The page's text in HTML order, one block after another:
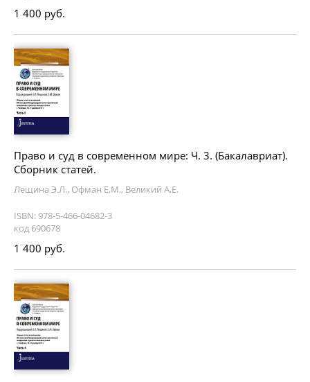
1 400 руб.
Право и суд в современном мире: Ч. 3. (Бакалавриат).
Сборник статей.
Лещина Э.Л., Офман Е.М., Великий А.Е.
ISBN: 978-5-466-04682-3
код 690678
1 400 руб.